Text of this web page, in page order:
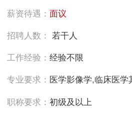
薪资待遇：面议
招聘人数：若干人
工作经验：经验不限
专业要求： 医学影像学,临床医学
职称要求：初级及以上